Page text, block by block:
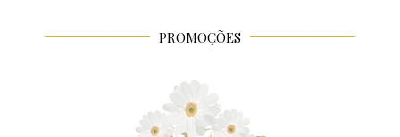
PROMOÇÕES